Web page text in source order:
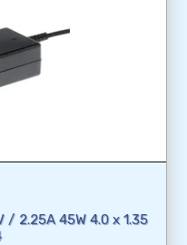
2.25A 45W 4.0 x 1.35